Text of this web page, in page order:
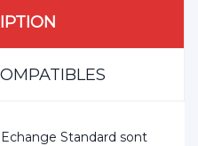
Standard sont